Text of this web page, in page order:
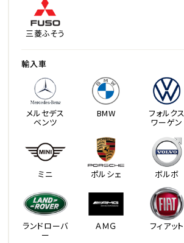
三菱ふそう
輸入車
メルセデス
ベンツ
BMW フォルクス
ワーゲン
ミニ ポルシェ ボルボ
ランドローバ
ー
ＡＭＧ フィアット